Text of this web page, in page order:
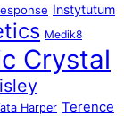
Instytutum
Medik8
Crystal
Harper Terence